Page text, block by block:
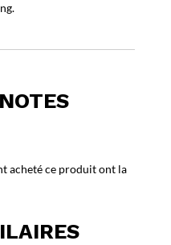
acheté ce produit ont la